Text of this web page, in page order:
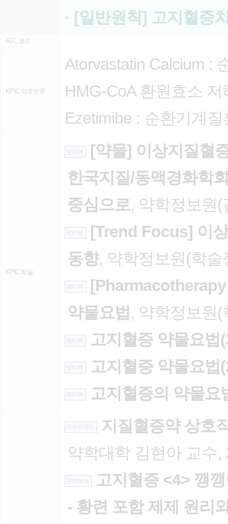
· [일반원칙] 고지혈증
ATC 코드
KPIC 약효분류
Atorvastatin Calcium :
HMG-CoA 환원효소 저
Ezetimibe : 순환기계질
KPIC 학술
팜리뷰
[약물] 이상지질혈
한국지질/동맥경화학
중심으로, 약학정보원
팜리뷰
[Trend Focus] 이
동향, 약학정보원(학
팜리뷰
약물요법 , 약학정보원
팜리뷰 고지혈증 약물요법
팜리뷰 고지혈증 약물요법
팜리뷰 고지혈증의 약물요
이슈트랜드
지질혈증약 상호
약학대학 김현아 교수,
한약제제
고지혈증 <4> 깽
- 황련 포함 제제 원리